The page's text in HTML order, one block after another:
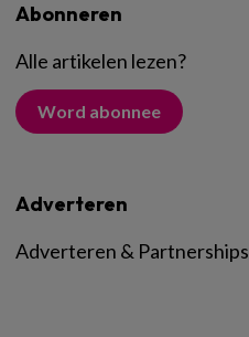
Abonneren
Alle artikelen lezen?
Word abonnee
Adverteren
Adverteren & Partnerships